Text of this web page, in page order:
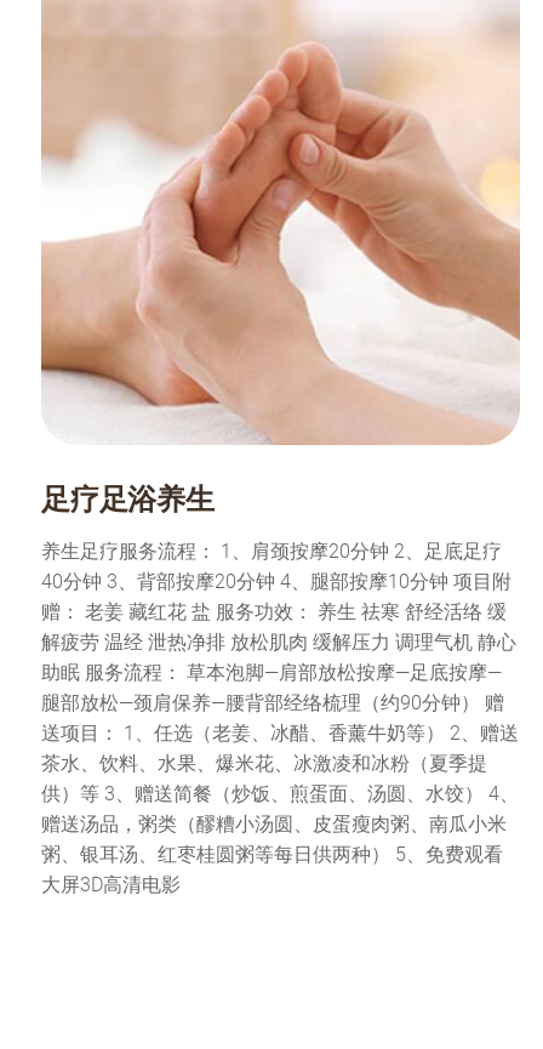
足疗足浴养生
养生足疗服务流程： 1、肩颈按摩20分钟 2、足底足疗
40分钟 3、背部按摩20分钟 4、腿部按摩10分钟 项目附
赠： 老姜 藏红花 盐 服务功效： 养生 祛寒 舒经活络 缓
解疲劳 温经 泄热净排 放松肌肉 缓解压力 调理气机 静心
助眠 服务流程： 草本泡脚—肩部放松按摩—足底按摩—
腿部放松—颈肩保养—腰背部经络梳理（约90分钟） 赠
送项目： 1、任选（老姜、冰醋、香薰牛奶等） 2、赠送
茶水、饮料、水果、爆米花、冰激凌和冰粉（夏季提
供）等 3、赠送简餐（炒饭、煎蛋面、汤圆、水饺） 4、
赠送汤品，粥类（醪糟小汤圆、皮蛋瘦肉粥、南瓜小米
粥、银耳汤、红枣桂圆粥等每日供两种） 5、免费观看
大屏3D高清电影